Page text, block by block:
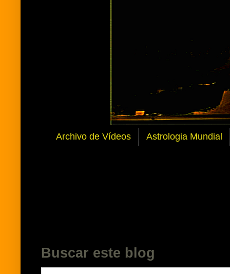
Archivo de Vídeos Astrologia Mundial
Buscar este blog